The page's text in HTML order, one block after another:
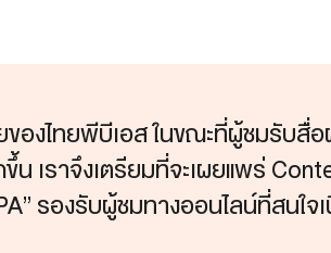
องไทยพีบีเอส ในขณะที่ผู้ชมรับสื่
น เราจึงเตรียมที่จะเผยแพร่
รองรับผู้ชมทางออนไลน์ที่สนใ